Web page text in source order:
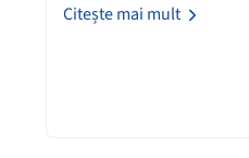
Citește mai mult